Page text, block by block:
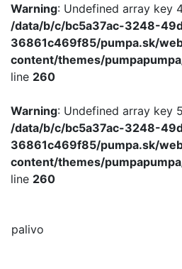
Warning: Undefined array key
/data/b/c/bc5a37ac-3248-
36861c469f85/pumpa.sk/
content/themes/
line 260
Warning: Undefined array key
/data/b/c/bc5a37ac-3248-
36861c469f85/pumpa.sk/
content/themes/
line 260
palivo